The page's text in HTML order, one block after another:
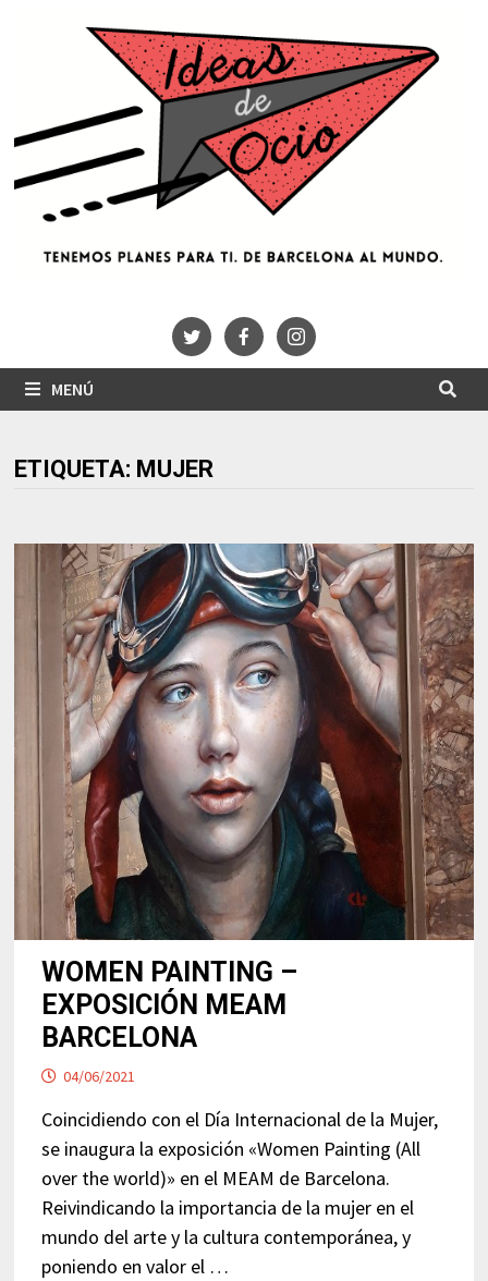
MENÚ
ETIQUETA: MUJER
WOMEN PAINTING –
EXPOSICIÓN MEAM
BARCELONA
04/06/2021
Coincidiendo con el Día Internacional de la Mujer,
se inaugura la exposición «Women Painting (All
over the world)» en el MEAM de Barcelona.
Reivindicando la importancia de la mujer en el
mundo del arte y la cultura contemporánea, y
poniendo en valor el …